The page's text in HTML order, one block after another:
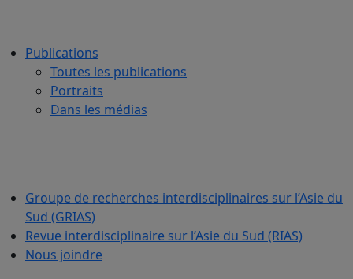
Publications
Toutes les publications
Portraits
Dans les médias
Groupe de recherches interdisciplinaires sur l’Asie du
Sud (GRIAS)
Revue interdisciplinaire sur l’Asie du Sud (RIAS)
Nous joindre